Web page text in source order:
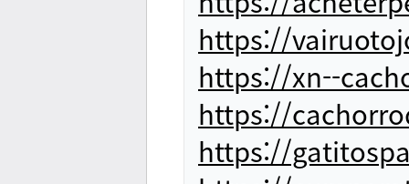
https://
https://xn--
https://
https://